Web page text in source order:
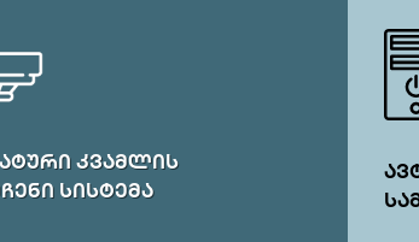
ᲙᲕᲐᲛᲚᲘᲡ
ᲡᲘᲡᲢᲔᲛᲐ